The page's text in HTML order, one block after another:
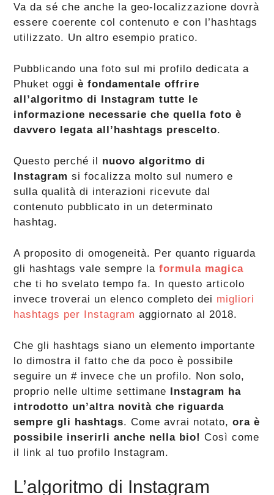
Va da sé che anche la geo-localizzazione dovrà
essere coerente col contenuto e con l’hashtags
utilizzato. Un altro esempio pratico.
Pubblicando una foto sul mi profilo dedicata a
Phuket oggiè fondamentale offrire
all’algoritmo di Instagram tutte le
informazione necessarie che quella foto è
davvero legata all’hashtags prescelto.
Questo perché il nuovo algoritmo di
Instagram si focalizza molto sul numero e
sulla qualità di interazioni ricevute dal
contenuto pubblicato in un determinato
hashtag.
A proposito di omogeneità. Per quanto riguarda
gli hashtags vale sempre laformula magica
che ti ho svelato tempo fa. In questo articolo
invece troverai un elenco completo dei migliori
hashtags per Instagram aggiornato al 2018.
Che gli hashtags siano un elemento importante
lo dimostra il fatto che da poco è possibile
seguire un # invece che un profilo. Non solo,
proprio nelle ultime settimane Instagram ha
introdotto un’altra novità che riguarda
sempre gli hashtags. Come avrai notato,ora è
possibile inserirli anche nella bio! Così come
il link al tuo profilo Instagram.
L’algoritmo di Instagram